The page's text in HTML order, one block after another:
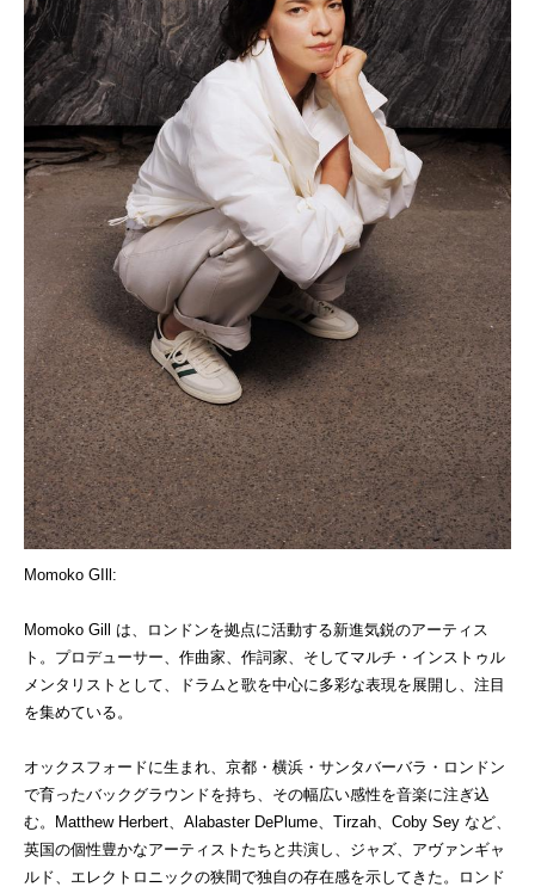
Momoko GIll:
Momoko Gill は、ロンドンを拠点に活動する新進気鋭のアーティス
ト。プロデューサー、作曲家、作詞家、そしてマルチ・インストゥル
メンタリストとして、ドラムと歌を中心に多彩な表現を展開し、注目
を集めている。
オックスフォードに生まれ、京都・横浜・サンタバーバラ・ロンドン
で育ったバックグラウンドを持ち、その幅広い感性を音楽に注ぎ込
む。 Matthew Herbert Alabaster DePlume Tirzah Coby Sey など、
英国の個性豊かなアーティストたちと共演し、ジャズ、アヴァンギャ
ルド、エレクトロニックの狭間で独自の存在感を示してきた。ロンド